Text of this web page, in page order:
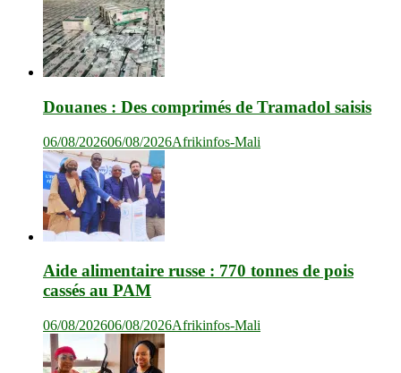
Douanes : Des comprimés de Tramadol saisis
06/08/202606/08/2026Afrikinfos-Mali
Aide alimentaire russe : 770 tonnes de pois
cassés au PAM
06/08/202606/08/2026Afrikinfos-Mali